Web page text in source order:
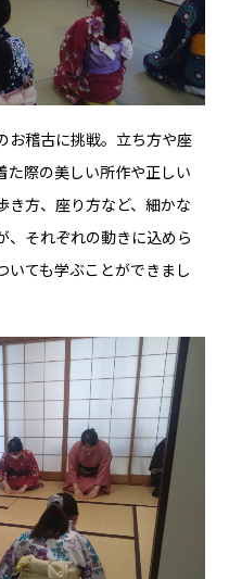
お稽古に挑戦。立ち方や座
た際の美しい所作や正しい
き方、座り方など、細かな
、それぞれの動きに込めら
いても学ぶことができまし